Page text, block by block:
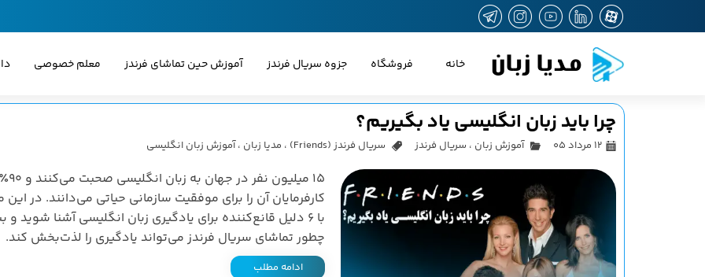
مدیا زبان خانه فروشگاه جزوه سریال فرندز آموزش حین تماشای فرندز معلم خصوصی
چرا باید زبان انگلیسی یاد بگیریم؟
۱۲ مرداد ۰۵ آموزش زبان ، سریال فرندز سریال فرندز (Friends) ، مدیا زبان ،آموزش زبان انگلیسی
۱۵ میلیون نفر در جهان به
کارفرمایان آن را برای موفقیت سازمانی حیاتی می‌دانند. در این
با ۶ دلیل قانع‌کننده برای یادگیری زبان انگلیسی آشنا شوید و
چطور تماشای سریال فرندز می‌تواند یادگیری را لذت‌بخش کند.
ادامه مطلب